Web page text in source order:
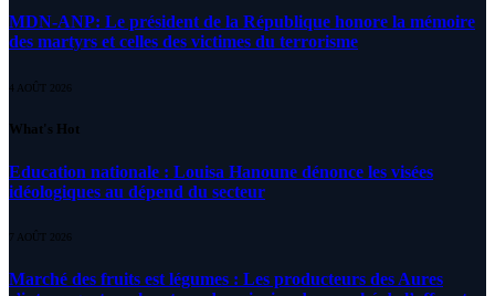
MDN-ANP: Le président de la République honore la mémoire
des martyrs et celles des victimes du terrorisme
4 AOÛT 2026
What's Hot
Education nationale : Louisa Hanoune dénonce les visées
idéologiques au dépend du secteur
7 AOÛT 2026
Marché des fruits est légumes : Les producteurs des Aures